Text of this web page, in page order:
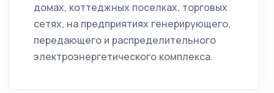
домах, коттеджных поселках, торговых
сетях, на предприятиях генерирующего,
передающего и распределительного
электроэнергетического комплекса.